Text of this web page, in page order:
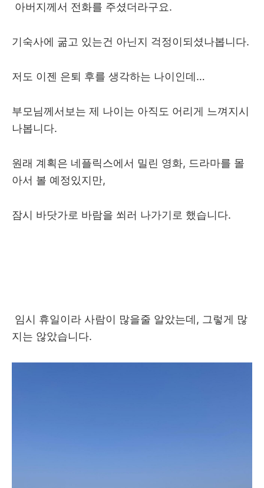
아버지께서 전화를 주셨더라구요.
기숙사에 굶고 있는건 아닌지 걱정이되셨나봅니다.
저도 이젠 은퇴 후를 생각하는 나이인데…
부모님께서보는 제 나이는 아직도 어리게 느껴지시
나봅니다.
원래 계획은 네플릭스에서 밀린 영화, 드라마를 몰
아서 볼 예정있지만,
잠시 바닷가로 바람을 쐬러 나가기로 했습니다.
임시 휴일이라 사람이 많을줄 알았는데, 그렇게 많
지는 않았습니다.